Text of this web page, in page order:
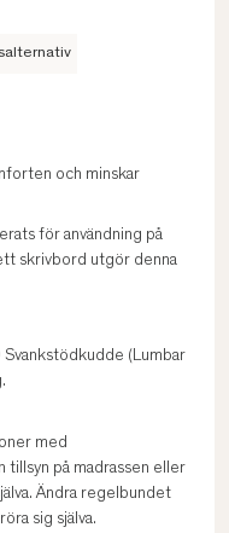
och minskar
för användning på
skrivbord utgör denna
(Lumbar
med
på madrassen eller
Ändra regelbundet
sig själva.